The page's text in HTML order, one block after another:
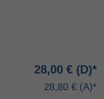
28,00 €
28,80 €